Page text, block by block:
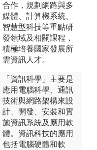
合作，規劃網路與多
媒體、計算機系統、
智慧型科技等重點研
發領域及相關課程，
積極培養國家發展所
需資訊人才。
「資訊科學」主要是
應用電腦科學、通訊
技術與網路架構來設
計、開發、安裝和實
施資訊系統及應用軟
體。資訊科技的應用
包括電腦硬體和軟